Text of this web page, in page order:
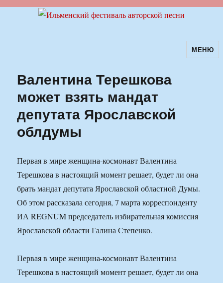
Ильменский фестиваль авторскойМЕНЮ
Валентина Терешкова
может взять мандат
депутата Ярославской
облдумы
Первая в мире женщина-космонавт Валентина
Терешкова в настоящий момент решает, будет ли она
брать мандат депутата Ярославской областной Думы.
Об этом рассказала сегодня, 7 марта корреспонденту
ИА REGNUM председатель избирательная комиссия
Ярославской области Галина Степенко.
Первая в мире женщина-космонавт Валентина
Терешкова в настоящий момент решает, будет ли она